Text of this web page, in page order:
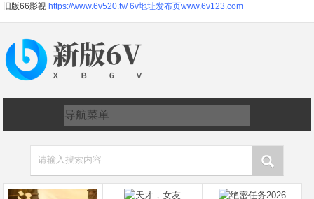
旧版66影视 https://www.6v520.tv/ 6v地址发布页www.6v123.com
请输入搜索内容